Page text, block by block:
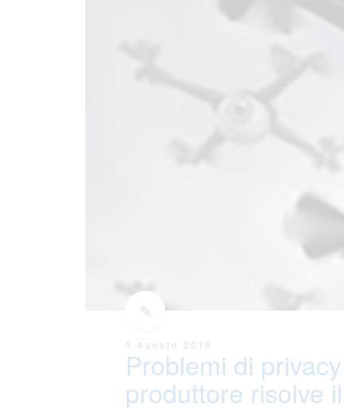
5 Agosto 2019
Problemi di
produttore risolve